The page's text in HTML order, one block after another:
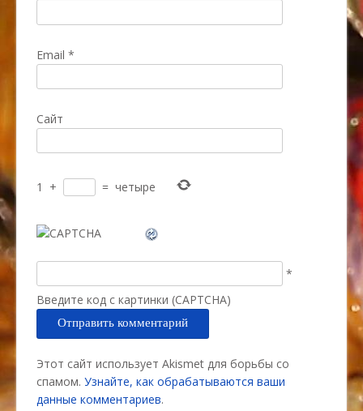
Email *
Сайт
1 + = четыре
Введите код с картинки (CAPTCHA)
*
Этот сайт использует Akismet для борьбы со
спамом. Узнайте, как обрабатываются ваши
данные комментариев.